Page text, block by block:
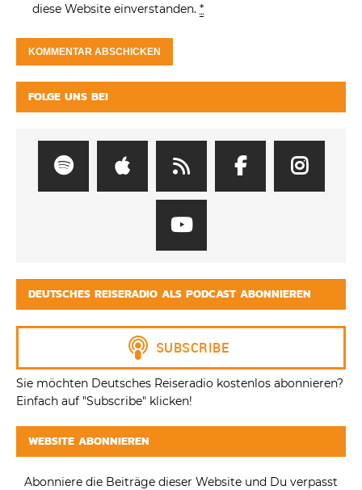
diese Website einverstanden. *
FOLGE UNS BEI
DEUTSCHES REISERADIO ALS PODCAST ABONNIEREN
Sie möchten Deutsches Reiseradio kostenlos abonnieren?
Einfach auf "Subscribe" klicken!
WEBSITE ABONNIEREN
Abonniere die Beiträge dieser Website und Du verpasst